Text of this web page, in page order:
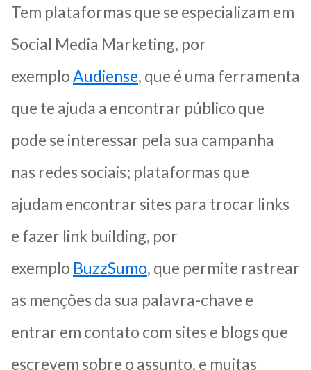
Tem plataformas que se especializam em
Social Media Marketing, por
exemploAudiense, que é uma ferramenta
que te ajuda a encontrar público que
pode se interessar pela sua campanha
nas redes sociais; plataformas que
ajudam encontrar sites para trocar links
e fazer link building, por
exemplo BuzzSumo, que permite rastrear
as menções da sua palavra-chave e
entrar em contato com sites e blogs que
escrevem sobre o assunto, e muitas